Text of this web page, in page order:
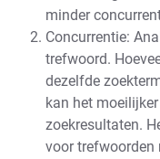
minder
Concurrentie:
trefwoord.
dezelfde
kan het
zoekresultaten.
voor trefwoorden